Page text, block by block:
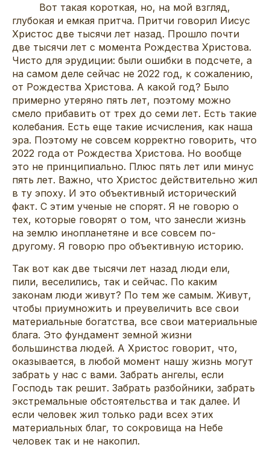
Вот такая короткая, но, на мой взгляд,
глубокая и емкая притча. Притчи говорил Иисус
Христос две тысячи лет назад. Прошло почти
две тысячи лет с момента Рождества Христова.
Чисто для эрудиции: были ошибки в подсчете, а
на самом деле сейчас не 2022 год, к сожалению,
от Рождества Христова. А какой год? Было
примерно утеряно пять лет, поэтому можно
смело прибавить от трех до семи лет. Есть такие
колебания. Есть еще такие исчисления, как наша
эра. Поэтому не совсем корректно говорить, что
2022 года от Рождества Христова. Но вообще
это не принципиально. Плюс пять лет или минус
пять лет. Важно, что Христос действительно жил
в ту эпоху. И это объективный исторический
факт. С этим ученые не спорят. Я не говорю о
тех, которые говорят о том, что занесли жизнь
на землю инопланетяне и все совсем по-
другому. Я говорю про объективную историю.
Так вот как две тысячи лет назад люди ели,
пили, веселились, так и сейчас. По каким
законам люди живут? По тем же самым. Живут,
чтобы приумножить и преувеличить все свои
материальные богатства, все свои материальные
блага. Это фундамент земной жизни
большинства людей. А Христос говорит, что,
оказывается, в любой момент нашу жизнь могут
забрать у нас с вами. Забрать ангелы, если
Господь так решит. Забрать разбойники, забрать
экстремальные обстоятельства и так далее. И
если человек жил только ради всех этих
материальных благ, то сокровища на Небе
человек так и не накопил.